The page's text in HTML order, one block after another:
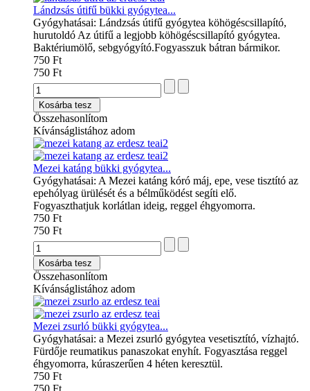
Lándzsás útifű bükki gyógytea...
Gyógyhatásai: Lándzsás útifű gyógytea köhögéscsillapító,
hurutoldó Az útifű a legjobb köhögéscsillapító gyógytea.
Baktériumölő, sebgyógyító.Fogyasszuk bátran bármikor.
750 Ft
750 Ft
Kosárba tesz
Összehasonlítom
Kívánságlistához adom
Mezei katáng bükki gyógytea...
Gyógyhatásai: A Mezei katáng kóró máj, epe, vese tisztító az
epehólyag ürülését és a bélműködést segíti elő.
Fogyaszthatjuk korlátlan ideig, reggel éhgyomorra.
750 Ft
750 Ft
Kosárba tesz
Összehasonlítom
Kívánságlistához adom
Mezei zsurló bükki gyógytea...
Gyógyhatásai: a Mezei zsurló gyógytea vesetisztító, vízhajtó.
Fürdője reumatikus panaszokat enyhít. Fogyasztása reggel
éhgyomorra, kúraszerűen 4 héten keresztül.
750 Ft